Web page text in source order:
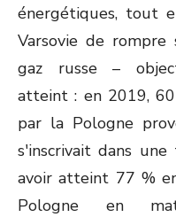
énergétiques, tout
Varsovie de rompre
gaz russe –
atteint : en 2019,
par la Pologne
s'inscrivait dans une
avoir atteint 77 %
Pologne en